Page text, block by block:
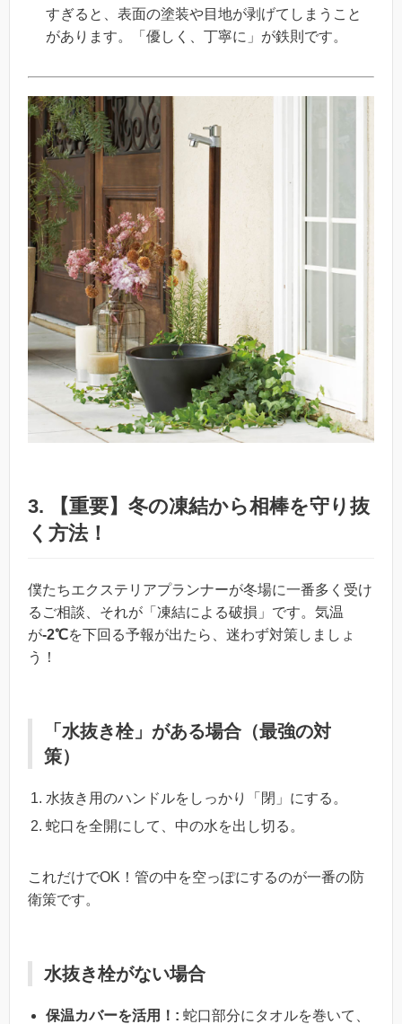
すぎると、表面の塗装や目地が剥げてしまうこと
があります。「優しく、丁寧に」が鉄則です。
3. 【重要】冬の凍結から相棒を守り抜
く方法！
僕たちエクステリアプランナーが冬場に一番多く受け
るご相談、それが「凍結による破損」です。気温
が-2℃を下回る予報が出たら、迷わず対策しましょ
う！
「水抜き栓」がある場合（最強の対
策）
水抜き用のハンドルをしっかり「閉」にする。
蛇口を全開にして、中の水を出し切る。
これだけでOK！管の中を空っぽにするのが一番の防
衛策です。
水抜き栓がない場合
保温カバーを活用！: 蛇口部分にタオルを巻いて、